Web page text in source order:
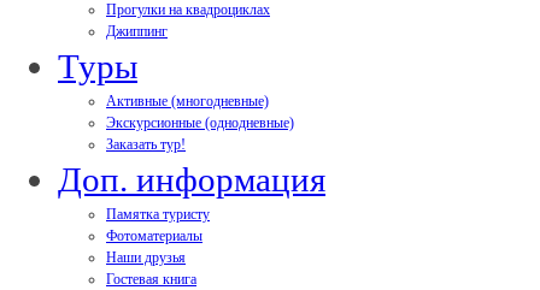
Прогулки на квадроциклах
Джиппинг
Туры
Активные (многодневные)
Экскурсионные (однодневные)
Заказать тур!
Доп. информация
Памятка туристу
Фотоматериалы
Наши друзья
Гостевая книга